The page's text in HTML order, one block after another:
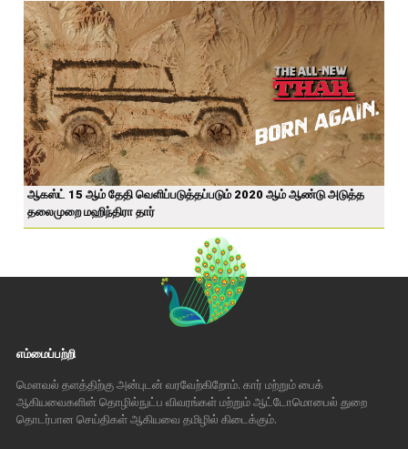
ஆகஸ்ட் 15 ஆம் தேதி வெளிப்படுத்தப்படும் 2020 ஆம் ஆண்டு அடுத்த
தலைமுறை மஹிந்திரா தார்
எம்மைப்பற்றி
மௌவல் தளத்திற்கு அன்புடன் வரவேற்கிறோம். கார் மற்றும் பைக்
ஆகியவைகளின் தொழில்நுட்ப விவரங்கள் மற்றும் ஆட்டோமொபைல் துறை
தொடர்பான செய்திகள் ஆகியவை தமிழில் கிடைக்கும்.